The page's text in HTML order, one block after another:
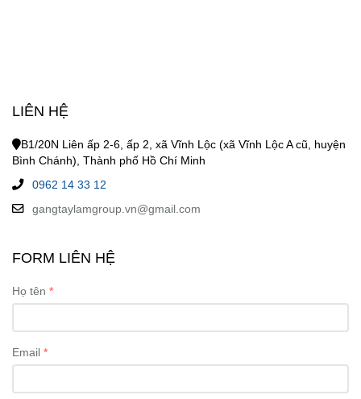
LIÊN HỆ
B1/20N Liên ấp 2-6, ấp 2, xã Vĩnh Lộc (xã Vĩnh Lộc A cũ, huyện
Bình Chánh), Thành phố Hồ Chí Minh
0962 14 33 12
gangtaylamgroup.vn@gmail.com
FORM LIÊN HỆ
Họ tên
Email